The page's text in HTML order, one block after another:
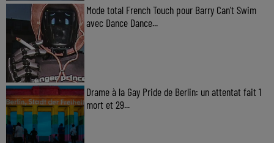
Mode total French Touch pour Barry Can't Swim
avec Dance Dance...
Drame à la Gay Pride de Berlin: un attentat fait 1
mort et 29...